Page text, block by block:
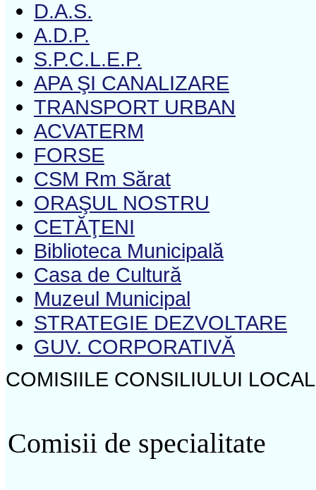
D.A.S.
A.D.P.
S.P.C.L.E.P.
APA ŞI CANALIZARE
TRANSPORT URBAN
ACVATERM
FORSE
CSM Rm Sărat
ORAŞUL NOSTRU
CETĂŢENI
Biblioteca Municipală
Casa de Cultură
Muzeul Municipal
STRATEGIE DEZVOLTARE
GUV. CORPORATIVĂ
COMISIILE CONSILIULUI LOCAL
Comisii de specialitate